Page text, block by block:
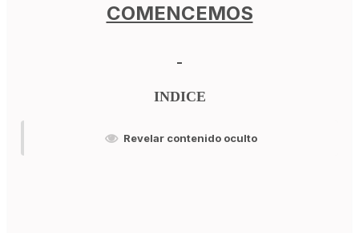
COMENCEMOS
INDICE
Revelar contenido oculto